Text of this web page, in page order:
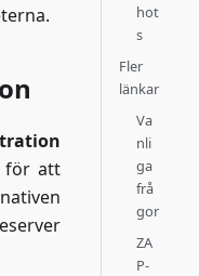
för att
hot
s
Fler
länkar
Va
nli
ga
frå
gor
ZA
P-